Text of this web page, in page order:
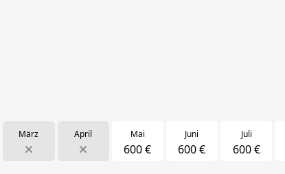
März April Mai
600 €
Juni
600 €
Juli
600 €